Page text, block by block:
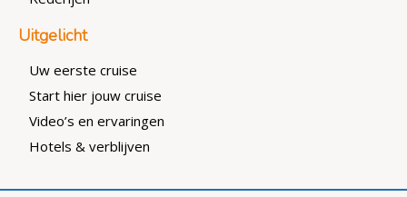
Uitgelicht
Uw eerste cruise
Start hier jouw cruise
Video’s en ervaringen
Hotels & verblijven